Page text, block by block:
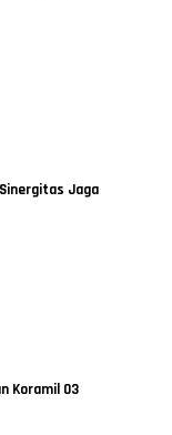
Jaga
Koramil 03